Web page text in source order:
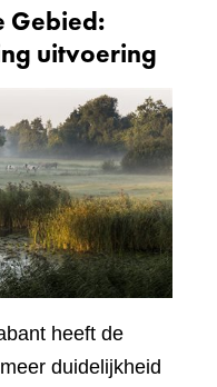
Gebied:
uitvoering
heeft de
duidelijkheid